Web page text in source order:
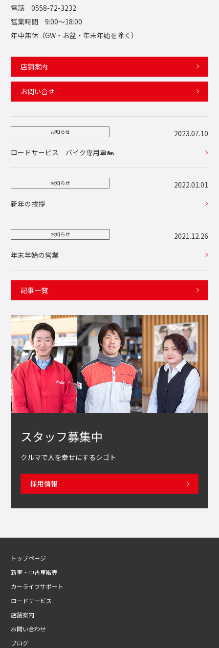
電話 0558-72-3232
営業時間 9:00〜18:00
年中無休（GW・お盆・年末年始を除く）
店舗案内
お問い合せ
お知らせ
2023.07.10
ロードサービス バイク専用車🏍️
お知らせ
2022.01.01
新年の挨拶
お知らせ
2021.12.26
年末年始の営業
記事一覧
スタッフ募集中
クルマで人を幸せにするシゴト
採用情報
トップページ
新車・中古車販売
カーライフサポート
ロードサービス
店舗案内
お問い合わせ
ブログ